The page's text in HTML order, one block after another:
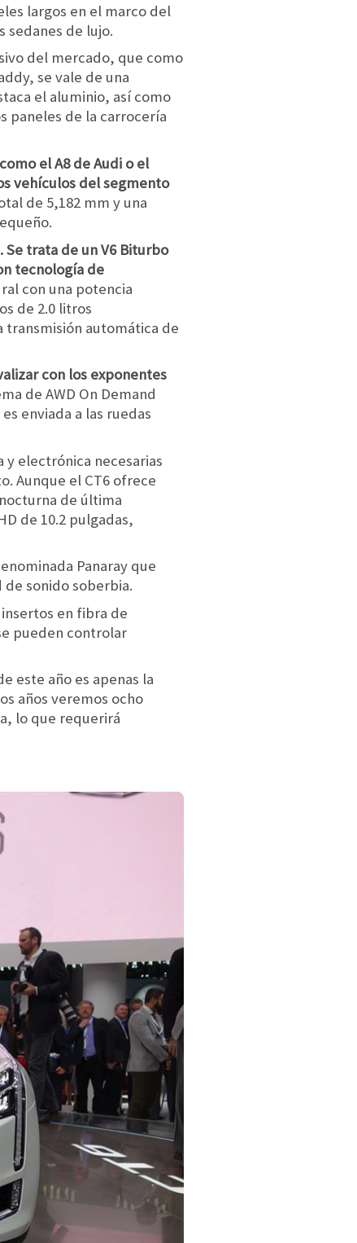
largos en el marco del
sedanes de lujo.
del mercado, que como
se vale de una
el aluminio, así como
paneles de la carrocería
el A8 de Audi o el
vehículos del segmento
de 5,182 mm y una
Se trata de un V6 Biturbo
tecnología de
con una potencia
de 2.0 litros
transmisión automática de
con los exponentes
de AWD On Demand
enviada a las ruedas
y electrónica necesarias
Aunque el CT6 ofrece
de última
de 10.2 pulgadas,
Panaray que
sonido soberbia.
en fibra de
pueden controlar
este año es apenas la
años veremos ocho
lo que requerirá